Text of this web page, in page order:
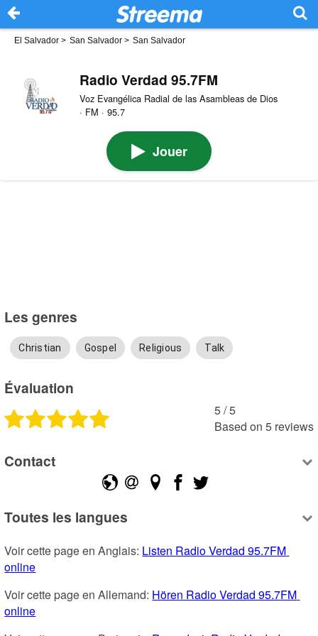
El Salvador > San Salvador > San Salvador
Radio Verdad 95.7FM
Voz Evangélica Radial de las Asambleas de Dios
· FM · 95.7
Jouer
Les genres
Christian Gospel Religious Talk
Évaluation
5 /5
Based on 5 reviews
Contact
Toutes les langues
Voir cette page en Anglais: Listen Radio Verdad 95.7FM
online
Voir cette page en Allemand: Hören Radio Verdad 95.7FM
online